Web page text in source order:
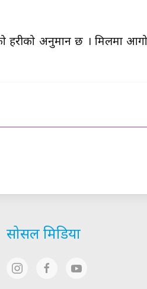
अनुमान छ । मिलमा
सोसल मिडिया